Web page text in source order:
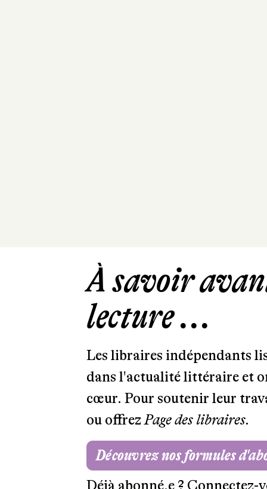
À savoir
lecture ...
Les libraires indépendants
dans l'actualité littéraire et
cœur. Pour soutenir leur
ou offrezPage des libraires.
Découvrez nos formules
Déjà abonné.e ? Connectez-